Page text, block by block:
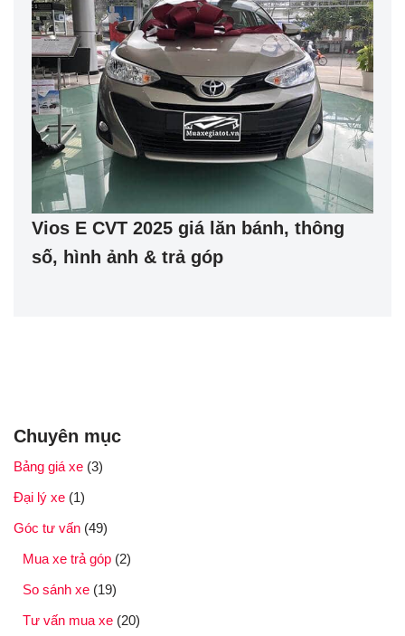
Vios E CVT 2025 giá lăn bánh, thông
số, hình ảnh & trả góp
Chuyên mục
Bảng giá xe (3)
Đại lý xe (1)
Góc tư vấn (49)
Mua xe trả góp (2)
So sánh xe (19)
Tư vấn mua xe (20)